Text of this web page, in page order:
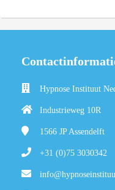
Hypnose Instituut
Industrieweg 10R
1566 JP Assendelft
+31 (0)75 3030342